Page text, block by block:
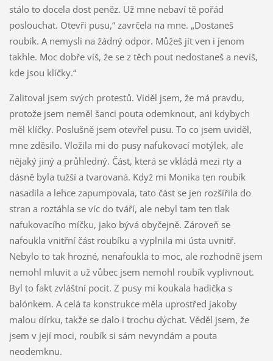
stálo to docela dost peněz. Už mne nebaví tě pořád
poslouchat. Otevři pusu,“ zavrčela na mne. „Dostaneš
roubík. A nemysli na žádný odpor. Můžeš jít ven i jenom
takhle. Moc dobře víš, že se z těch pout nedostaneš a nevíš,
kde jsou klíčky.“
Zalitoval jsem svých protestů. Viděl jsem, že má pravdu,
protože jsem neměl šanci pouta odemknout, ani kdybych
měl klíčky. Poslušně jsem otevřel pusu. To co jsem uviděl,
mne zděsilo. Vložila mi do pusy nafukovací motýlek, ale
nějaký jiný a průhledný. Část, která se vkládá mezi rty a
dásně byla tužší a tvarovaná. Když mi Monika ten roubík
nasadila a lehce zapumpovala, tato část se jen rozšířila do
stran a roztáhla se víc do tváří, ale nebyl tam ten tlak
nafukovacího míčku, jako bývá obyčejně. Zároveň se
nafoukla vnitřní část roubíku a vyplnila mi ústa uvnitř.
Nebylo to tak hrozné, nenafoukla to moc, ale rozhodně jsem
nemohl mluvit a už vůbec jsem nemohl roubík vyplivnout.
Byl to fakt zvláštní pocit. Z pusy mi koukala hadička s
balónkem. A celá ta konstrukce měla uprostřed jakoby
malou dírku, takže se dalo i trochu dýchat. Věděl jsem, že
jsem v její moci, roubík si sám nevyndám a pouta
neodemknu.